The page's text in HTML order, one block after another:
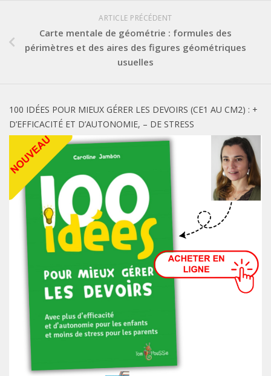
ARTICLE PRÉCÉDENT
Carte mentale de géométrie : formules des
périmètres et des aires des figures géométriques
usuelles
100 IDÉES POUR MIEUX GÉRER LES DEVOIRS (CE1 AU CM2) : +
D’EFFICACITÉ ET D’AUTONOMIE, – DE STRESS